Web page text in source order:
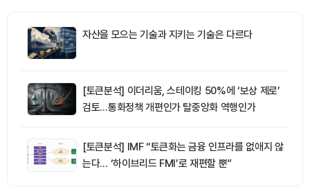
자산을 모으는 기술과 지키는 기술은 다르다
[토큰분석] 이더리움, 스테이킹 50%에 ‘보상 제로’
검토…통화정책 개편인가 탈중앙화 역행인가
[토큰분석] IMF “토큰화는 금융 인프라를 없애지 않
는다… ‘하이브리드 FMI’로 재편할 뿐”